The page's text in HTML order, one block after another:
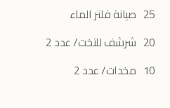
25 صيانة فلتر الماء
20 شرشف للتخت/ عدد 2
10 مخدات/ عدد 2